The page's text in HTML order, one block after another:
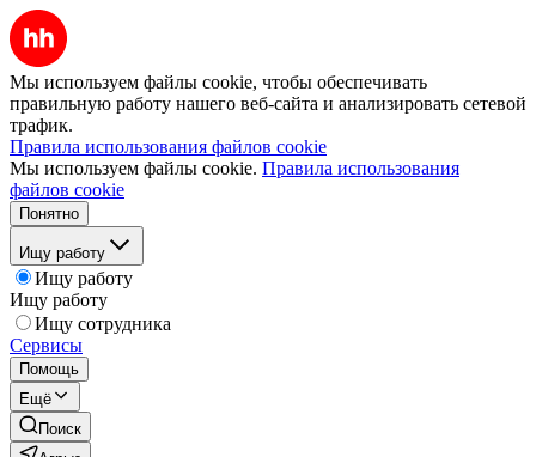
Мы используем файлы cookie, чтобы обеспечивать
правильную работу нашего веб-сайта и анализировать сетевой
трафик.
Правила использования файлов cookie
Мы используем файлы cookie. Правила использования
файлов cookie
Понятно
Ищу работу
Ищу работу
Ищу работу
Ищу сотрудника
Сервисы
Помощь
Ещё
Поиск